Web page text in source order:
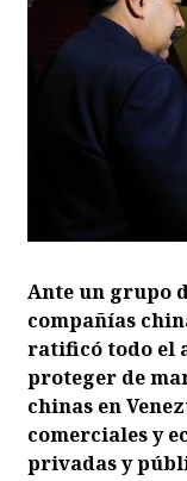
Ante un grupo
compañías
ratificó todo el
proteger de
chinas en
comerciales y
privadas y